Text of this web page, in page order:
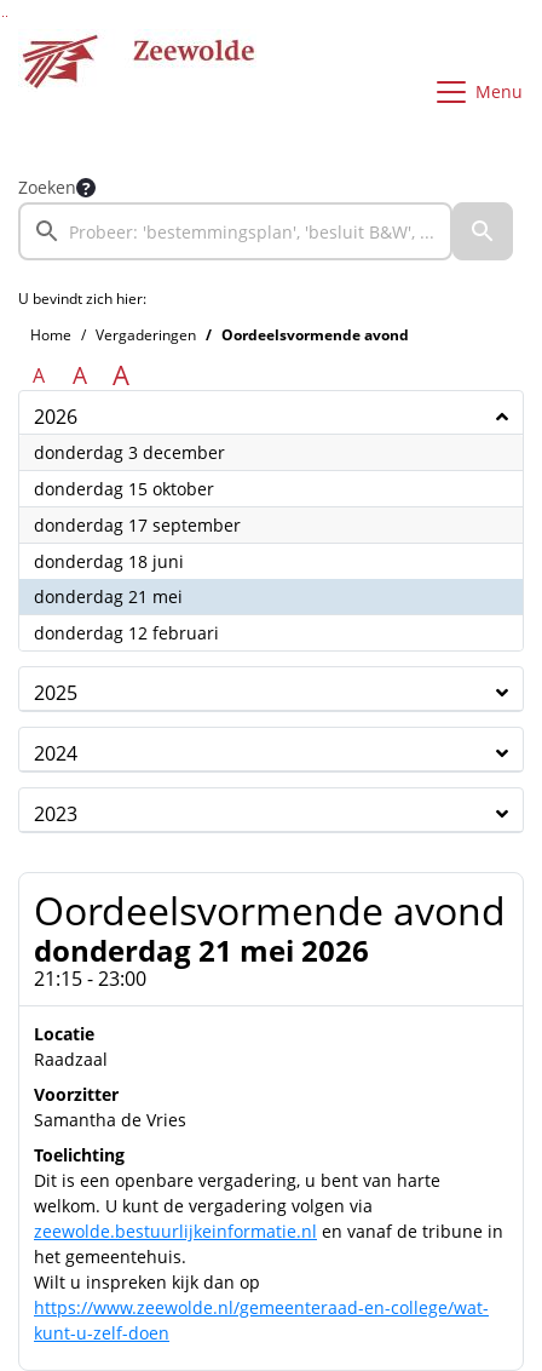
Menu
Zoeken
U bevindt zich hier:
Home
Vergaderingen Oordeelsvormende avond
A A A
2026
donderdag 3 december2026
donderdag 15 oktober2026
donderdag 17 september2026
donderdag 18 juni
donderdag 21 mei
donderdag 12 februari
2025
2024
2023
Oordeelsvormende avond
donderdag 21 mei 2026
21:15 - 23:00
Locatie
Raadzaal
Voorzitter
Samantha de Vries
Toelichting
Dit is een openbare vergadering, u bent van harte
welkom. U kunt de vergadering volgen via
zeewolde.bestuurlijkeinformatie.nl en vanaf de tribune in
het gemeentehuis.
Wilt u inspreken kijk dan op
https://www.zeewolde.nl/gemeenteraad-en-college/wat-
kunt-u-zelf-doen